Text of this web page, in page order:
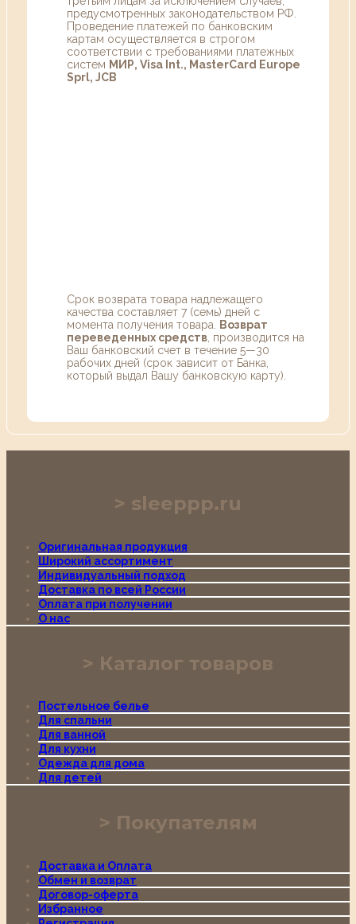
предусмотренных законодательством РФ.
Проведение платежей по банковским
картам осуществляется в строгом
соответствии с требованиями платежных
систем МИР, Visa Int., MasterCard Europe
Sprl, JCB
Срок возврата товара надлежащего
качества составляет 7 (семь) дней с
момента получения товара.
Возврат
переведенных средств , производится на
Ваш банковский счет в течение 5—30
рабочих дней (срок зависит от Банка,
который выдал Вашу банковскую карту).
sleeppp.ru
Оригинальная продукция
Широкий ассортимент
Индивидуальный подход
Доставка по всей России
Оплата при получении
О нас
Каталог товаров
Постельное белье
Для спальни
Для ванной
Для кухни
Одежда для дома
Для детей
Покупателям
Доставка и Оплата
Обмен и возврат
Договор-оферта
Избранное